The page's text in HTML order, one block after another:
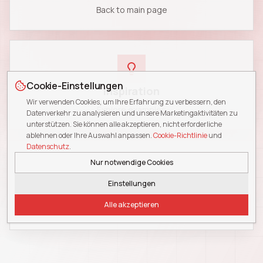
Cookie-Einstellungen
Wir verwenden Cookies, um Ihre Erfahrung zu verbessern, den
Datenverkehr zu analysieren und unsere Marketingaktivitäten zu
unterstützen. Sie können alle akzeptieren, nicht erforderliche
ablehnen oder Ihre Auswahl anpassen.Cookie-Richtlinieund
Datenschutz.
Nur notwendige Cookies
Einstellungen
Alle akzeptieren
Back to main page
Inspiration
Explore examples
Blog
Read insights